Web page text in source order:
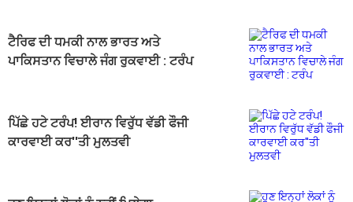
ਟੈਰਿਫ ਦੀ ਧਮਕੀ ਨਾਲ ਭਾਰਤ ਅਤੇ
ਪਾਕਿਸਤਾਨ ਵਿਚਾਲੇ ਜੰਗ ਰੁਕਵਾਈ : ਟਰੰਪ
ਪਿੱਛੇ ਹਟੇ ਟਰੰਪ! ਈਰਾਨ ਵਿਰੁੱਧ ਵੱਡੀ ਫੌਜੀ
ਕਾਰਵਾਈ ਕਰ''ਤੀ ਮੁਲਤਵੀ